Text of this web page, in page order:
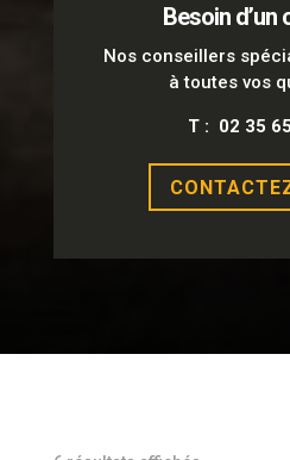
Besoin d’un
Nos conseillers
à toutes vos
T : 02 35